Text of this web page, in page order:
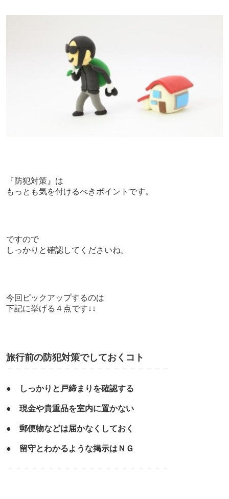
『防犯対策』は
もっとも気を付けるべきポイントです。
ですので
しっかりと確認してくださいね。
今回ピックアップするのは
下記に挙げる４点です↓↓
旅行前の防犯対策でしておくコト
－－－－－－－－－－－－－－－－－－－－
● しっかりと 戸締まりを確認する
● 現金や貴重品を室内に置かない
● 郵便物などは届かなくしておく
● 留守とわかるような掲示はＮＧ
－－－－－－－－－－－－－－－－－－－－